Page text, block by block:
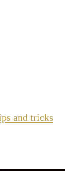
and tricks